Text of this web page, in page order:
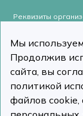
Реквизиты
Политика
Мы
Продолжив
сайта, вы
политикой
файлов cookie,